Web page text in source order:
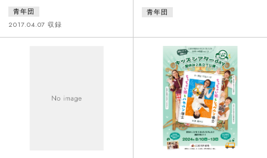
てはいない。戦争はいつ終わると
も知れず、捕虜たちは、日本に帰
国する希望も持てない。祖国は荒
怠惰に過ぎていく。何もすること
青年団
2017.04.07 収録
制作作品。ランベールはジュヌヴ
多くの日本の演劇人たちを招へい
し、日本の現代演劇の魅力をフラ
ンスに紹介するとともに、今日に
至るまで定期的に来日、日本各地
の劇場にて作品を発表。とりわけ
平田とは信頼関係を築き、「青年
団」の拠点・こまばアゴラ劇場と
の協働プロジェクトを数多く実現
させてきた
青年団